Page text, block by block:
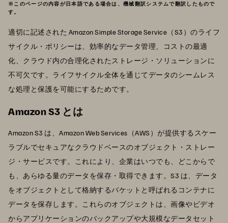
※このページの内容が日本語である場合は、機械翻訳システムで翻訳したもので
す。
適切に記述された Amazon Simple Storage Service（S3）のライフ
サイクル・ポリシーは、効率的なデータ管理、コストの最適
化、クラウド内の合理化されたストレージ・ソリューションに
不可欠です。ライフサイクル全体を通じてデータのシームレス
な処理と保護を可能にするためです。
Amazon S3 とは
Amazon S3 は、Amazon Web Services（AWS）が提供するスケー
ラブルでセキュアなクラウドベースのオブジェクト・ストレー
ジ・サービスです。これにより、企業はいつでも、どこからで
も、あらゆる量のデータを保存・取得できます。S3 は、データ
をオブジェクトとして格納するバケットと呼ばれるコンテナに
データを保存します。これらのオブジェクトは、画像やビデオ
からアプリケーションのバックアップや大規模なデータセット